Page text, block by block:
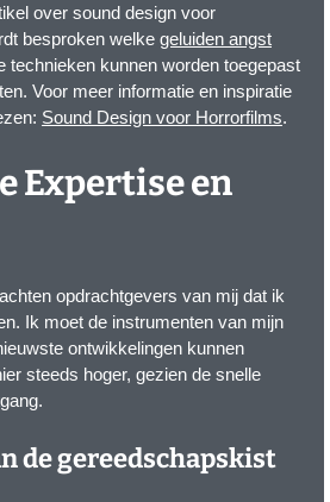
over sound design voor
besproken welke geluiden angst
technieken kunnen worden toegepast
Voor meer informatie en inspiratie
Sound Design voor Horrorfilms.
Expertise en
opdrachtgevers van mij dat ik
Ik moet de instrumenten van mijn
ontwikkelingen kunnen
steeds hoger, gezien de snelle
de gereedschapskist